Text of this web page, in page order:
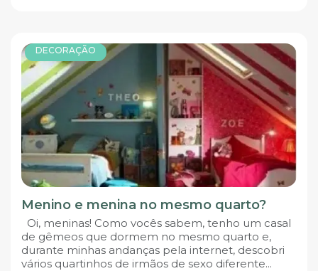
DECORAÇÃO
Menino e menina no mesmo quarto?
Oi, meninas! Como vocês sabem, tenho um casal
de gêmeos que dormem no mesmo quarto e,
durante minhas andanças pela internet, descobri
vários quartinhos de irmãos de sexo diferente...